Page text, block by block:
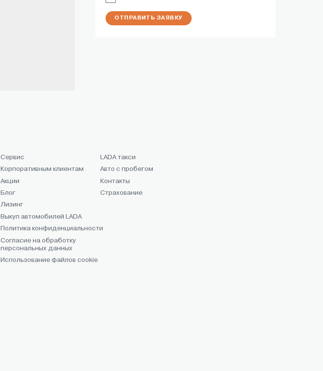
ОТПРАВИТЬ ЗАЯВКУ
Сервис
Корпоративным клиентам
Акции
Блог
LADA такси
Авто с пробегом
Контакты
Страхование
Лизинг
Выкуп автомобилей LADA
Политика конфиденциальности
Согласие на обработку
персональных данных
Использование файлов cookie